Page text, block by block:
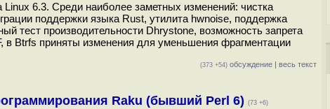
6.3. Среди наиболее заметных изменений: чистка
поддержки языка Rust, утилита hwnoise, поддержка
тест производительности Dhrystone, возможность запрета
в Btrfs приняты изменения для уменьшения фрагментации
(373 +54) обсуждение | весь текст
Raku (бывший Perl 6) (73 +6)